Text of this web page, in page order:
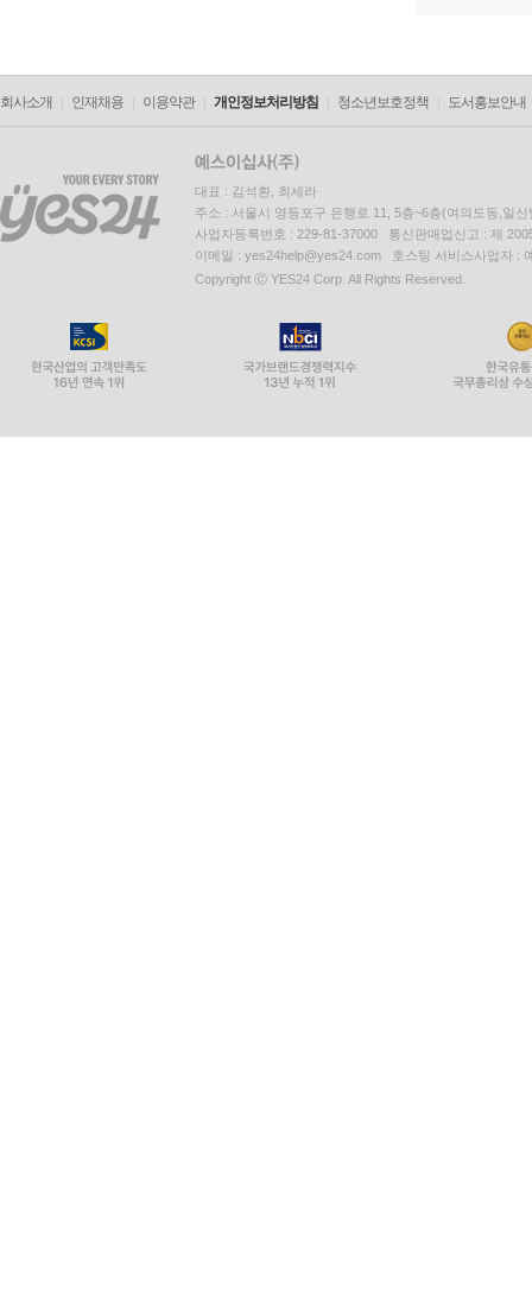
회사소개 인재채용 이용약관 개인정보처리방침 청소년보호정책 도서홍보안내
대표 : 김석환, 최세라
주소 : 서울시 영등포구 은행로 11, 5층~6층(여의도동,일신
사업자등록번호 : 229-81-37000 통신판매업신고 : 제
이메일 : yes24help@yes24.com 호스팅 서비스사업자 :
Copyright ⓒ YES24 Corp. All Rights Reserved.